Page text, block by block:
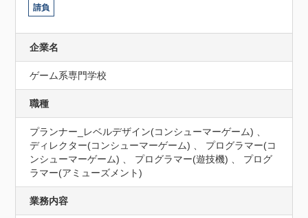
請負
企業名
ゲーム系専門学校
職種
プランナー_レベルデザイン(コンシューマーゲーム) 、
ディレクター(コンシューマーゲーム) 、 プログラマー(コ
ンシューマーゲーム) 、 プログラマー(遊技機) 、 プログ
ラマー(アミューズメント)
業務内容